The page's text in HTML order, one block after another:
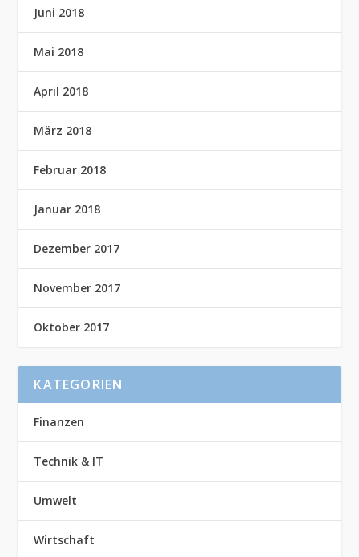
Juni 2018
Mai 2018
April 2018
März 2018
Februar 2018
Januar 2018
Dezember 2017
November 2017
Oktober 2017
KATEGORIEN
Finanzen
Technik & IT
Umwelt
Wirtschaft